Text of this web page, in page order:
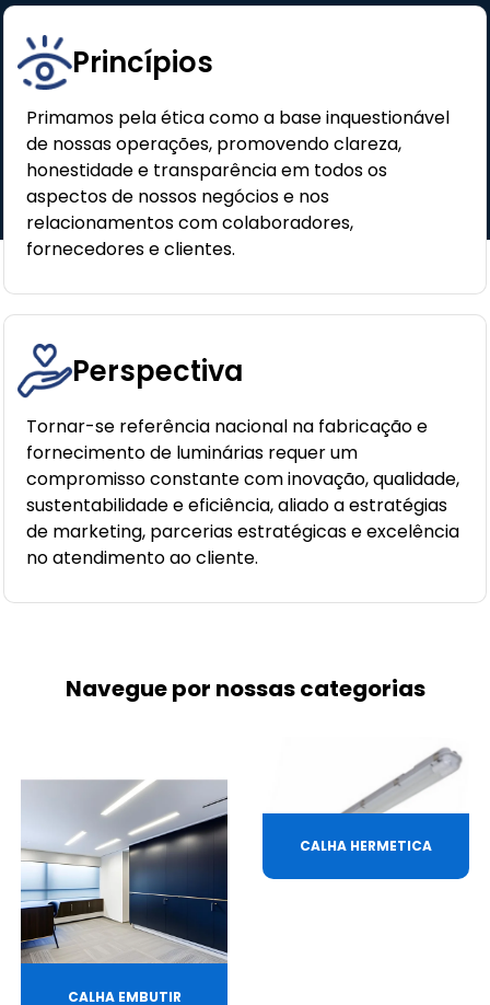
Princípios
Primamos pela ética como a base inquestionável
de nossas operações, promovendo clareza,
honestidade e transparência em todos os
aspectos de nossos negócios e nos
relacionamentos com colaboradores,
fornecedores e clientes.
Perspectiva
Tornar-se referência nacional na fabricação e
fornecimento de luminárias requer um
compromisso constante com inovação, qualidade,
sustentabilidade e eficiência, aliado a estratégias
de marketing, parcerias estratégicas e excelência
no atendimento ao cliente.
Navegue por nossas categorias
CALHA EMBUTIR
CALHA HERMETICA